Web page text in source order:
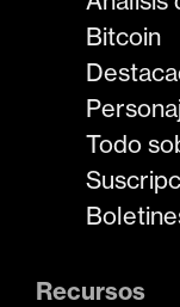
Bitcoin
Todo
Recursos